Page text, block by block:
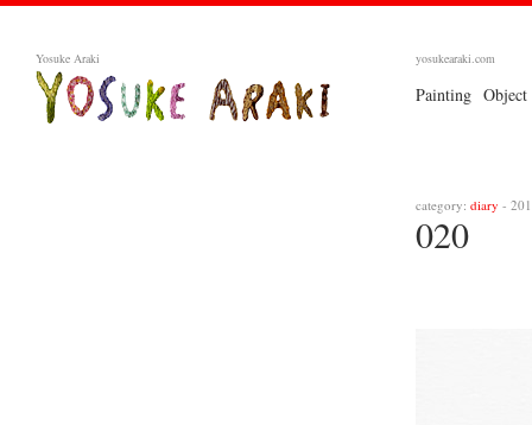
Yosuke Araki yosukearaki.com
Painting Object
category: diary -
020